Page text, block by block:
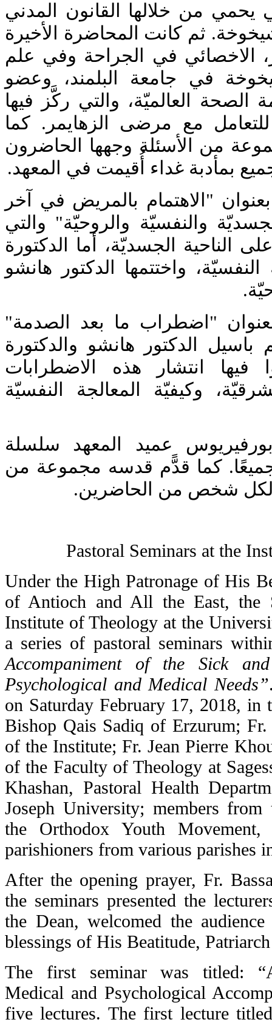
يحمي من خلالها القانون المدني
ثم كانت المحاضرة الأخيرة
الاخصائي في الجراحة وفي علم
في جامعة البلمند، وعضو
الصحة العالميّة، والتي ركَّز فيها
للتعامل مع مرضى الزهايمر. كما
من الأسئلة وجهها الحاضرون
بمأدبة غداء أُقيمت في المعهد.
بعنوان "الاهتمام بالمريض في آخر
والنفسيّة والروحيّة" والتي
الناحية الجسديّة، أما الدكتورة
النفسيّة، واختتمها الدكتور هانشو
بعنوان "اضطراب ما بعد الصدمة"
باسيل الدكتور هانشو والدكتورة
فيها انتشار هذه الاضطرابات
وكيفيّة المعالجة النفسيّة
عميد المعهد سلسلة
كما قدًّم قدسه مجموعة من
لكل شخص من الحاضرين.
Pastoral Seminars at the
Under the High Patronage of His
of Antioch and All the East, the
Institute of Theology at the
a series of pastoral seminars
Accompaniment of the Sick
Psychological and Medical Needs”
on Saturday February 17, 2018, in
Bishop Qais Sadiq of Erzurum;
of the Institute; Fr. Jean Pierre
of the Faculty of Theology at
Khashan, Pastoral Health
Joseph University; members from
the Orthodox Youth Movement,
parishioners from various parishes
After the opening prayer, Fr.
the seminars presented the
the Dean, welcomed the
blessings of His Beatitude,
The first seminar was titled:
Medical and Psychological
five lectures. The first lecture